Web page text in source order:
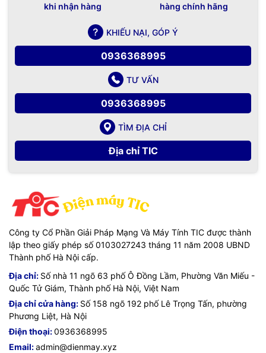
khi nhận hàng
hàng chính hãng
KHIẾU NẠI, GÓP Ý
0936368995
TƯ VẤN
0936368995
TÌM ĐỊA CHỈ
Địa chỉ TIC
Công ty Cổ Phần Giải Pháp Mạng Và Máy Tính TIC được thành
lập theo giấy phép số 0103027243 tháng 11 năm 2008 UBND
Thành phố Hà Nội cấp.
Địa chỉ: Số nhà 11 ngõ 63 phố Ô Đồng Lầm, Phường Văn Miếu -
Quốc Tử Giám, Thành phố Hà Nội, Việt Nam
Địa chỉ cửa hàng: Số 158 ngõ 192 phố Lê Trọng Tấn, phường
Phương Liệt, Hà Nội
Điện thoại:0936368995
Email:admin@dienmay.xyz